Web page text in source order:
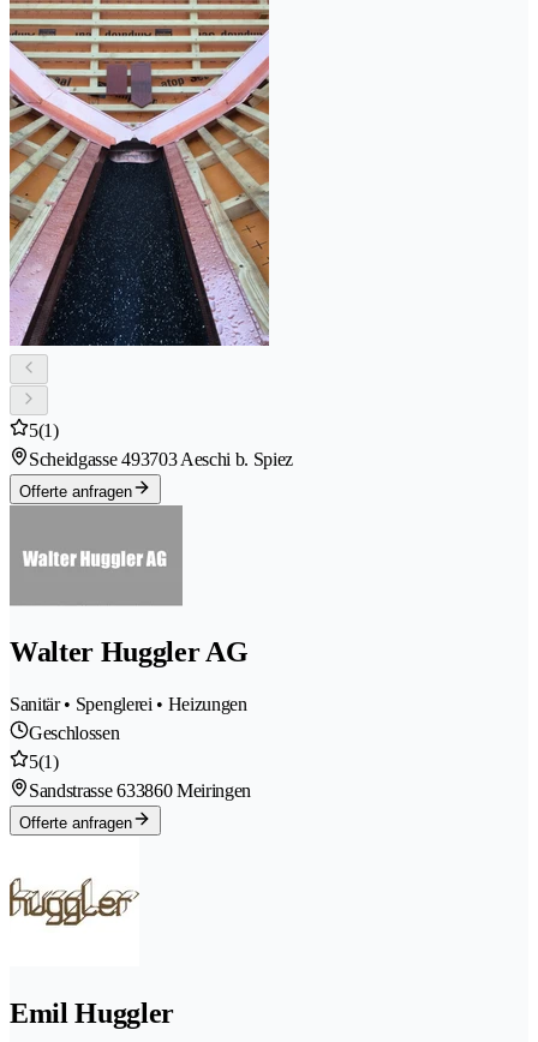
5(1)
Scheidgasse 493703 Aeschi b. Spiez
Offerte anfragen
Walter Huggler AG
Sanitär • Spenglerei • Heizungen
Geschlossen
5(1)
Sandstrasse 633860 Meiringen
Offerte anfragen
Emil Huggler